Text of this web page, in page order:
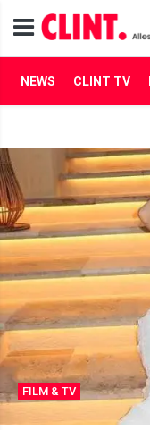
NEWS CLINT TV
FILM & TV